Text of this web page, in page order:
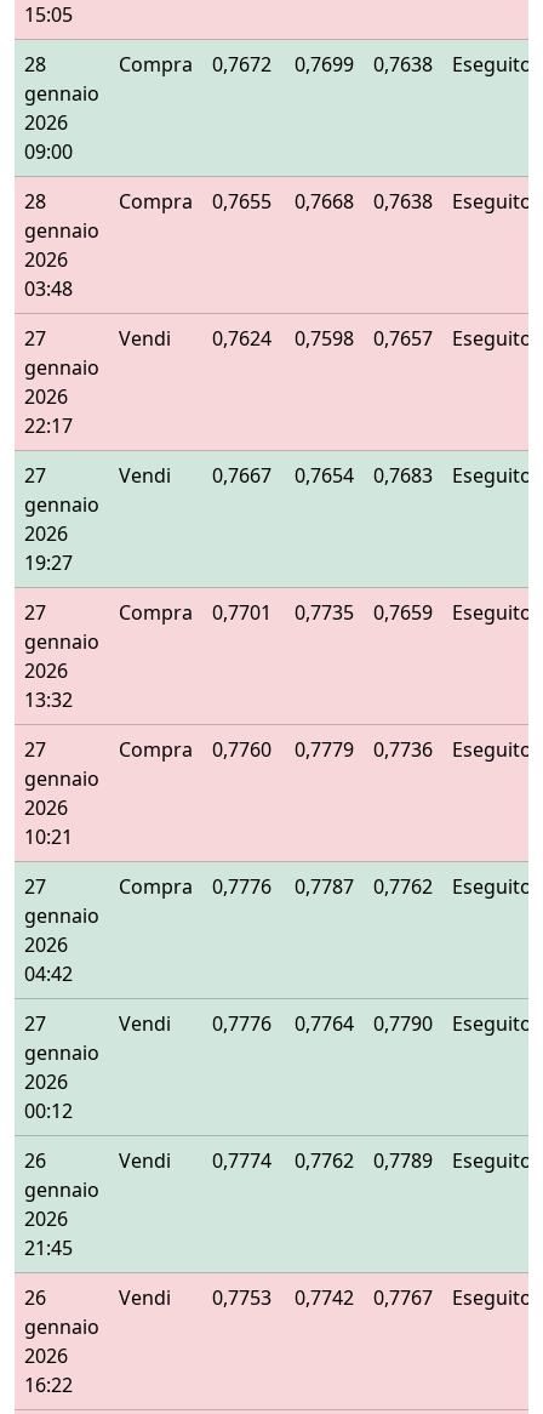
15:05
28
gennaio
2026
09:00
Compra 0,7672 0,7699 0,7638 Eseguito
28
gennaio
2026
03:48
Compra 0,7655 0,7668 0,7638 Eseguito
27
gennaio
2026
22:17
Vendi 0,7624 0,7598 0,7657 Eseguito
27
gennaio
2026
19:27
Vendi 0,7667 0,7654 0,7683 Eseguito
27
gennaio
2026
13:32
Compra 0,7701 0,7735 0,7659 Eseguito
27
gennaio
2026
10:21
Compra 0,7760 0,7779 0,7736 Eseguito
27
gennaio
2026
04:42
Compra 0,7776 0,7787 0,7762 Eseguito
27
gennaio
2026
00:12
Vendi 0,7776 0,7764 0,7790 Eseguito
26
gennaio
2026
21:45
Vendi 0,7774 0,7762 0,7789 Eseguito
26
gennaio
2026
16:22
Vendi 0,7753 0,7742 0,7767 Eseguito